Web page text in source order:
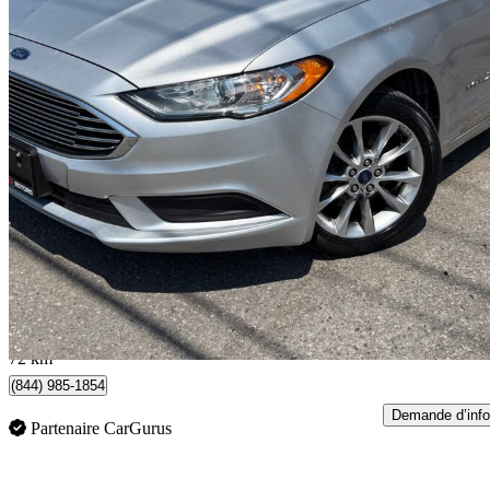
2017 Ford Fusion Hybrid
S FWD168 000 km
10 499 $ Affaire
185 $/mois env.
Brampton, ON
72 km
(844) 985-1854
Partenaire CarGurus
Demande d’info